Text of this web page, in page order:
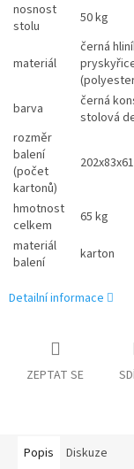
nosnost
stolu
50 kg
materiál
černá
barva
černá
stolová
rozměr
balení
(počet
kartonů)
hmotnost
celkem
65 kg
materiál
balení
karton
Detailní informace
ZEPTAT SE
Popis Diskuze